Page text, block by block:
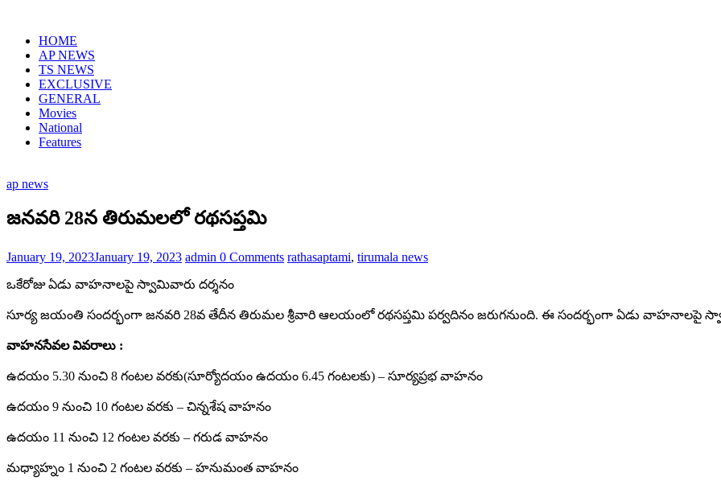
contentHOME
AP NEWS
TS NEWS
EXCLUSIVE
GENERAL
Movies
National
Features
ap news
జనవరి 28న తిరుమ‌ల‌లో రథసప్తమి
January 19, 2023January 19, 2023 admin 0 Comments rathasaptami, tirumala news
ఒకేరోజు ఏడు వాహనాలపై స్వామివారు దర్శనం
సూర్య జయంతి సందర్భంగా జనవరి 28వ తేదీన తిరుమ‌ల శ్రీ‌వారి ఆల‌యంలో రథసప్తమి పర్వదినం జరుగనుంది. ఈ సందర్భంగా ఏడు వాహనాలపై
వాహనసేవల వివరాలు :
ఉదయం 5.30 నుంచి 8 గంటల వరకు(సూర్యోద‌యం ఉద‌యం 6.45 గంట‌ల‌కు) – సూర్యప్రభ వాహనం
ఉదయం 9 నుంచి 10 గంటల వరకు – చిన్నశేష వాహనం
ఉదయం 11 నుంచి 12 గంటల వరకు – గరుడ వాహనం
మధ్యాహ్నం 1 నుంచి 2 గంటల వరకు – హనుమంత వాహనం